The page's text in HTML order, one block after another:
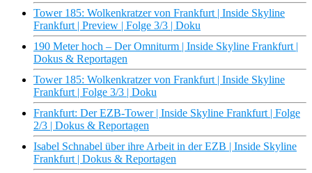
Tower 185: Wolkenkratzer von Frankfurt | Inside Skyline
Frankfurt | Preview | Folge 3/3 | Doku
190 Meter hoch – Der Omniturm | Inside Skyline Frankfurt |
Dokus & Reportagen
Tower 185: Wolkenkratzer von Frankfurt | Inside Skyline
Frankfurt | Folge 3/3 | Doku
Frankfurt: Der EZB-Tower | Inside Skyline Frankfurt | Folge
2/3 | Dokus & Reportagen
Isabel Schnabel über ihre Arbeit in der EZB | Inside Skyline
Frankfurt | Dokus & Reportagen